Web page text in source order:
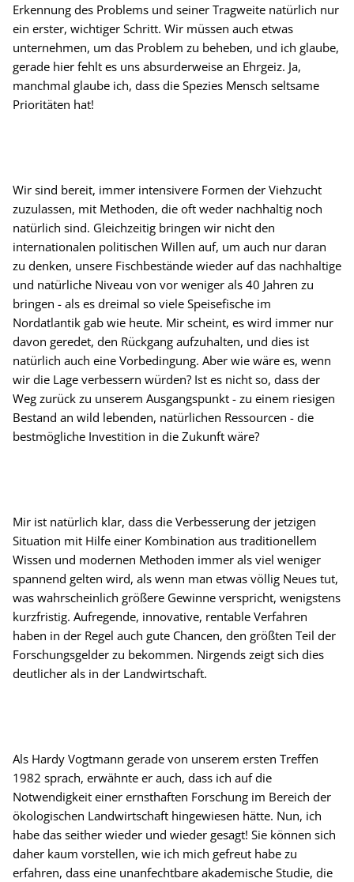
Erkennung des Problems und seiner Tragweite natürlich nur
ein erster, wichtiger Schritt. Wir müssen auch etwas
unternehmen, um das Problem zu beheben, und ich glaube,
gerade hier fehlt es uns absurderweise an Ehrgeiz. Ja,
manchmal glaube ich, dass die Spezies Mensch seltsame
Prioritäten hat!
Wir sind bereit, immer intensivere Formen der Viehzucht
zuzulassen, mit Methoden, die oft weder nachhaltig noch
natürlich sind. Gleichzeitig bringen wir nicht den
internationalen politischen Willen auf, um auch nur daran
zu denken, unsere Fischbestände wieder auf das nachhaltige
und natürliche Niveau von vor weniger als 40 Jahren zu
bringen - als es dreimal so viele Speisefische im
Nordatlantik gab wie heute. Mir scheint, es wird immer nur
davon geredet, den Rückgang aufzuhalten, und dies ist
natürlich auch eine Vorbedingung. Aber wie wäre es, wenn
wir die Lage verbessern würden? Ist es nicht so, dass der
Weg zurück zu unserem Ausgangspunkt - zu einem riesigen
Bestand an wild lebenden, natürlichen Ressourcen - die
bestmögliche Investition in die Zukunft wäre?
Mir ist natürlich klar, dass die Verbesserung der jetzigen
Situation mit Hilfe einer Kombination aus traditionellem
Wissen und modernen Methoden immer als viel weniger
spannend gelten wird, als wenn man etwas völlig Neues tut,
was wahrscheinlich größere Gewinne verspricht, wenigstens
kurzfristig. Aufregende, innovative, rentable Verfahren
haben in der Regel auch gute Chancen, den größten Teil der
Forschungsgelder zu bekommen. Nirgends zeigt sich dies
deutlicher als in der Landwirtschaft.
Als Hardy Vogtmann gerade von unserem ersten Treffen
1982 sprach, erwähnte er auch, dass ich auf die
Notwendigkeit einer ernsthaften Forschung im Bereich der
ökologischen Landwirtschaft hingewiesen hätte. Nun, ich
habe das seither wieder und wieder gesagt! Sie können sich
daher kaum vorstellen, wie ich mich gefreut habe zu
erfahren, dass eine unanfechtbare akademische Studie, die